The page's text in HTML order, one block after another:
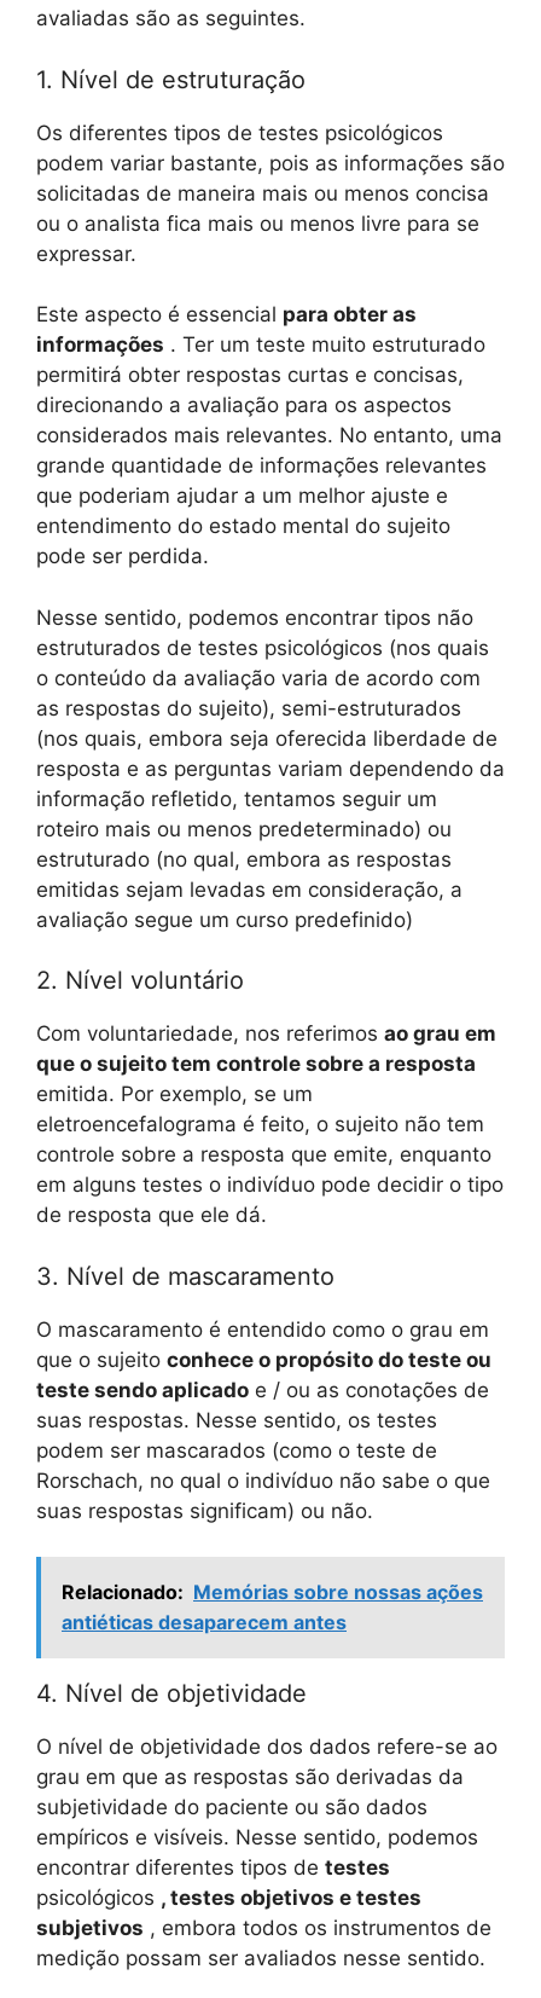
avaliadas são as seguintes.
1. Nível de estruturação
Os diferentes tipos de testes psicológicos
podem variar bastante, pois as informações são
solicitadas de maneira mais ou menos concisa
ou o analista fica mais ou menos livre para se
expressar.
Este aspecto é essencial para obter as
informações . Ter um teste muito estruturado
permitirá obter respostas curtas e concisas,
direcionando a avaliação para os aspectos
considerados mais relevantes. No entanto, uma
grande quantidade de informações relevantes
que poderiam ajudar a um melhor ajuste e
entendimento do estado mental do sujeito
pode ser perdida.
Nesse sentido, podemos encontrar tipos não
estruturados de testes psicológicos (nos quais
o conteúdo da avaliação varia de acordo com
as respostas do sujeito), semi-estruturados
(nos quais, embora seja oferecida liberdade de
resposta e as perguntas variam dependendo da
informação refletido, tentamos seguir um
roteiro mais ou menos predeterminado) ou
estruturado (no qual, embora as respostas
emitidas sejam levadas em consideração, a
avaliação segue um curso predefinido)
2. Nível voluntário
Com voluntariedade, nos referimos ao grau em
que o sujeito tem controle sobre a resposta
emitida. Por exemplo, se um
eletroencefalograma é feito, o sujeito não tem
controle sobre a resposta que emite, enquanto
em alguns testes o indivíduo pode decidir o tipo
de resposta que ele dá.
3. Nível de mascaramento
O mascaramento é entendido como o grau em
que o sujeito conhece o propósito do teste ou
teste sendo aplicado e / ou as conotações de
suas respostas. Nesse sentido, os testes
podem ser mascarados (como o teste de
Rorschach, no qual o indivíduo não sabe o que
suas respostas significam) ou não.
Relacionado: Memórias sobre nossas ações
antiéticas desaparecem antes
4. Nível de objetividade
O nível de objetividade dos dados refere-se ao
grau em que as respostas são derivadas da
subjetividade do paciente ou são dados
empíricos e visíveis. Nesse sentido, podemos
encontrar diferentes tipos de testes
psicológicos , testes objetivos e testes
subjetivos , embora todos os instrumentos de
medição possam ser avaliados nesse sentido.